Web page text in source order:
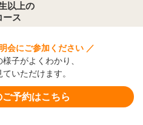
以上の
ース
会にご参加ください ／
子がよくわかり、
いただけます。
予約はこちら